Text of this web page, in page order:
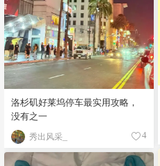
洛杉矶好莱坞停车最实用攻略，
没有之一
秀出风采_ 4